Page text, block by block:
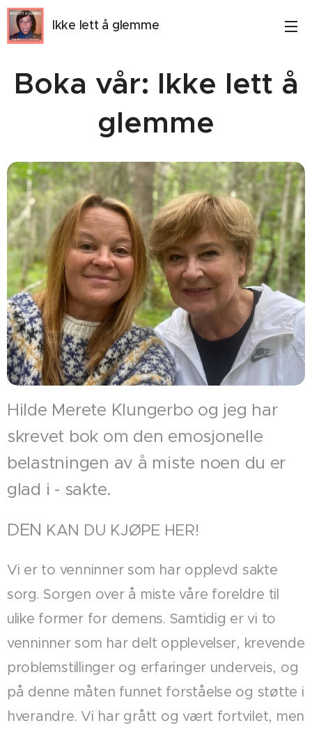
Ikke lett å glemme
Boka vår: Ikke lett å
glemme
Hilde Merete Klungerbo og jeg har
skrevet bok om den emosjonelle
belastningen av å miste noen du er
glad i - sakte.
DEN KAN DU KJØPE HER!
Vi er to venninner som har opplevd sakte
sorg. Sorgen over å miste våre foreldre til
ulike former for demens. Samtidig er vi to
venninner som har delt opplevelser, krevende
problemstillinger og erfaringer underveis, og
på denne måten funnet forståelse og støtte i
hverandre. Vi har grått og vært fortvilet, men